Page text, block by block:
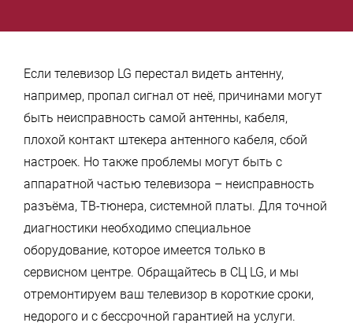
Если телевизор LG перестал видеть антенну,
например, пропал сигнал от неё, причинами могут
быть неисправность самой антенны, кабеля,
плохой контакт штекера антенного кабеля, сбой
настроек. Но также проблемы могут быть с
аппаратной частью телевизора – неисправность
разъёма, ТВ-тюнера, системной платы. Для точной
диагностики необходимо специальное
оборудование, которое имеется только в
сервисном центре. Обращайтесь в СЦ LG, и мы
отремонтируем ваш телевизор в короткие сроки,
недорого и с бессрочной гарантией на услуги.